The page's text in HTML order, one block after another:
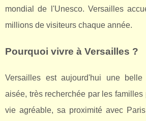
mondial de l'Unesco. Versailles
millions de visiteurs chaque année.
Pourquoi vivre à Versailles ?
Versailles est aujourd'hui une
aisée, très recherchée par les
vie agréable, sa proximité avec